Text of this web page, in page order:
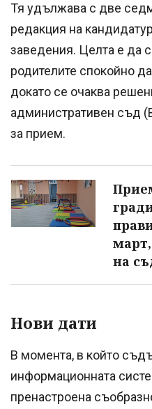
Тя удължава с две
редакция на
заведения. Целта е да
родителите спокойно
докато се очаква
административен съд
за прием.
на
Нови дати
В момента, в който
информационната
пренастроена